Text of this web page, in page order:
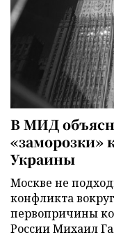
В МИД
«заморозки»
Украины
Москве не
конфликта
первопричины
России Михаил